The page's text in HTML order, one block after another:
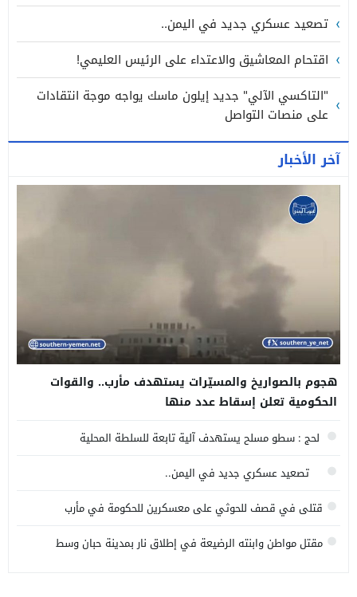
تصعيد عسكري جديد في اليمن..
اقتحام المعاشيق والاعتداء على الرئيس العليمي!
"التاكسي الآلي" جديد إيلون ماسك يواجه موجة انتقادات
على منصات التواصل
آخر الأخبار
هجوم بالصواريخ والمسيّرات يستهدف مأرب.. والقوات
الحكومية تعلن إسقاط عدد منها
لحج : سطو مسلح يستهدف آلية تابعة للسلطة المحلية
تصعيد عسكري جديد في اليمن..
قتلى في قصف للحوثي على معسكرين للحكومة في مأرب
مقتل مواطن وابنته الرضيعة في إطلاق نار بمدينة حبان وسط